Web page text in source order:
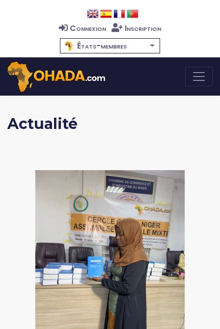
Connexion
Inscription
États-membres
Actualité